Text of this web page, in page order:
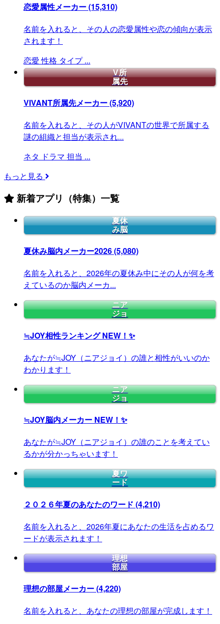
恋愛属性メーカー(15,310)
名前を入れると、その人の恋愛属性や恋の傾向が表示
されます！
恋愛 性格 タイプ ...
V所
属先
VIVANT所属先メーカー(5,920)
名前を入れると、その人がVIVANTの世界で所属する
謎の組織と担当が表示され...
ネタ ドラマ 担当 ...
もっと見る
新着アプリ（特集）一覧
夏休
み脳
夏休み脳内メーカー2026(5,080)
名前を入れると、2026年の夏休み中にその人が何を考
えているのか脳内メーカ...
ニア
ジョ
≒JOY相性ランキングNEW！✨
あなたが≒JOY（ニアジョイ）の誰と相性がいいのか
わかります！
ニア
ジョ
≒JOY脳内メーカー NEW！✨
あなたが≒JOY（ニアジョイ）の誰のことを考えてい
るかが分かっちゃいます！
夏ワ
ード
２０２６年夏のあなたのワード (4,210)
名前を入れると、2026年夏にあなたの生活を占めるワ
ードが表示されます！
理想
部屋
理想の部屋メーカー(4,220)
名前を入れると、あなたの理想の部屋が完成します！